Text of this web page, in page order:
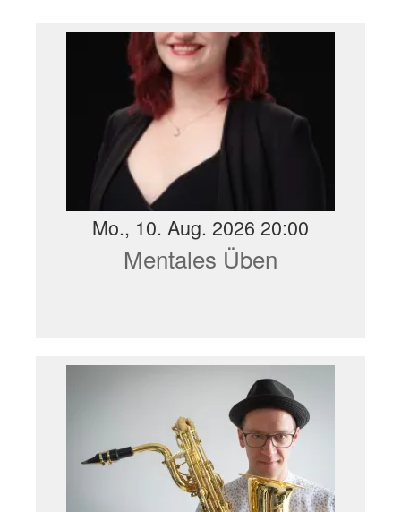
Mo., 10. Aug. 2026 20:00
Mentales Üben